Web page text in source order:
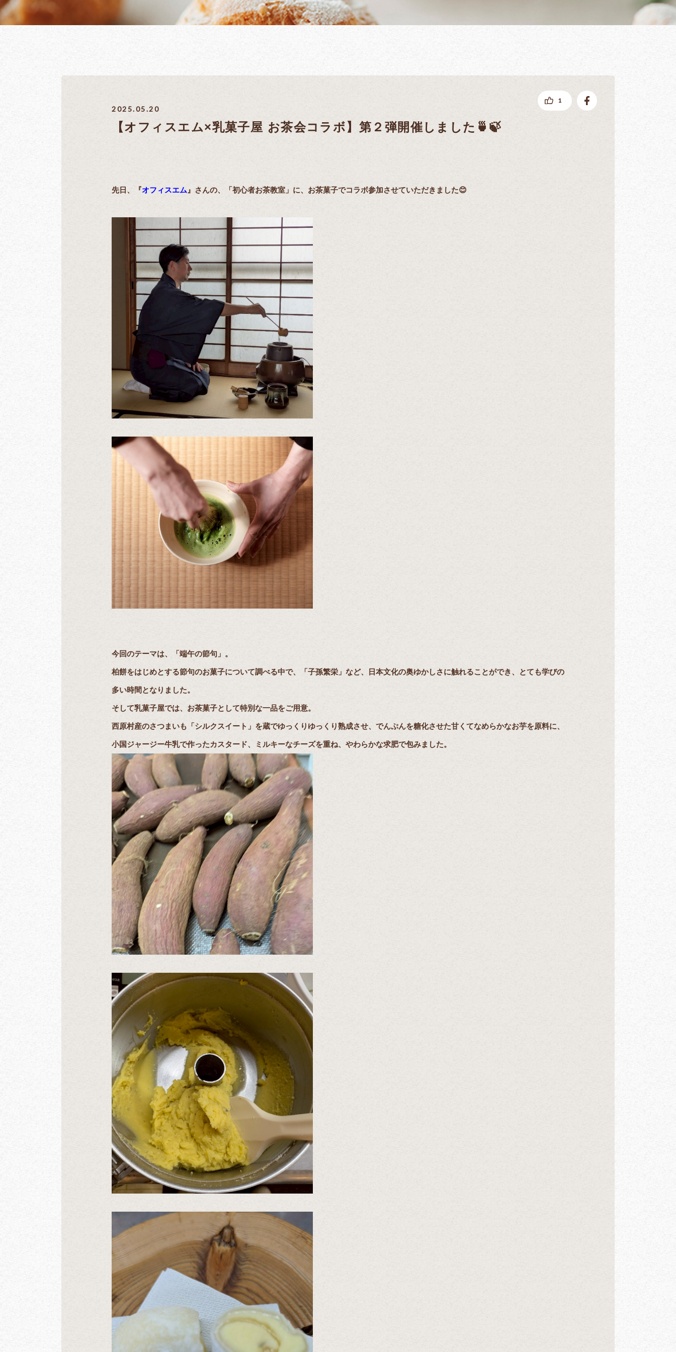
2025.05.20
【オフィスエム×乳菓子屋 お茶会コラボ】第２弾開催しました🍵🍃
先日、『オフィスエム 』さんの、「初心者お茶教室」に、お茶菓子でコラボ参加させていただきました😊
今回のテーマは、「端午の節句」。
柏餅をはじめとする節句のお菓子について調べる中で、「子孫繁栄」など、日本文化の奥ゆかしさに触れることができ、とても学びの
多い時間となりました。
そして乳菓子屋では、お茶菓子として特別な一品をご用意。
西原村産のさつまいも「シルクスイート」を蔵でゆっくりゆっくり熟成させ、でんぷんを糖化させた甘くてなめらかなお芋を原料に、
小国ジャージー牛乳で作ったカスタード、ミルキーなチーズを重ね、やわらかな求肥で包みました。
1